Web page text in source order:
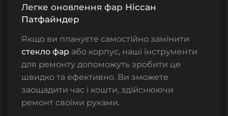
Легке оновлення фар Ніссан
Патфайндер
Якщо ви плануєте самостійно замінити
стекло фар або корпус, наші інструменти
для ремонту допоможуть зробити це
швидко та ефективно. Ви зможете
заощадити час і кошти, здійснюючи
ремонт своїми руками.